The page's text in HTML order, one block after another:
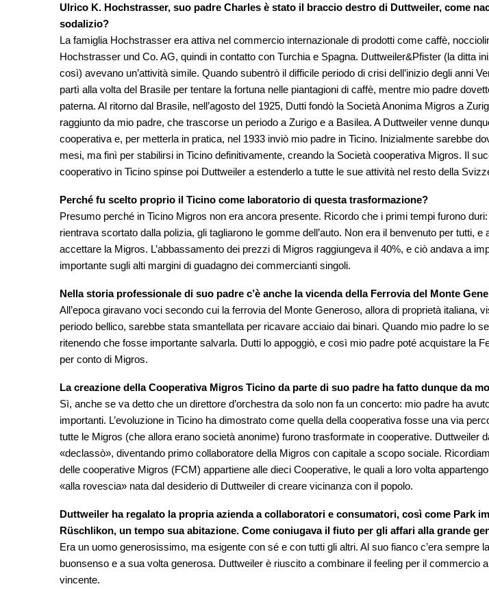
Ulrico K. Hochstrasser, suo padre Charles è stato il braccio destro di Duttweiler, come
sodalizio?
La famiglia Hochstrasser era attiva nel commercio internazionale di prodotti come caffè,
Hochstrasser und Co. AG, quindi in contatto con Turchia e Spagna. Duttweiler&Pfister (la ditta
così) avevano un’attività simile. Quando subentrò il difficile periodo di crisi dell’inizio degli anni
partì alla volta del Brasile per tentare la fortuna nelle piantagioni di caffè, mentre mio padre
paterna. Al ritorno dal Brasile, nell’agosto del 1925, Dutti fondò la Società Anonima Migros a
raggiunto da mio padre, che trascorse un periodo a Zurigo e a Basilea. A Duttweiler venne
cooperativa e, per metterla in pratica, nel 1933 inviò mio padre in Ticino. Inizialmente sarebbe
mesi, ma finì per stabilirsi in Ticino definitivamente, creando la Società cooperativa Migros. Il
cooperativo in Ticino spinse poi Duttweiler a estenderlo a tutte le sue attività nel resto della
Perché fu scelto proprio il Ticino come laboratorio di questa trasformazione?
Presumo perché in Ticino Migros non era ancora presente. Ricordo che i primi tempi furono
rientrava scortato dalla polizia, gli tagliarono le gomme dell’auto. Non era il benvenuto per tutti, e
accettare la Migros. L’abbassamento dei prezzi di Migros raggiungeva il 40%, e ciò andava a
importante sugli alti margini di guadagno dei commercianti singoli.
Nella storia professionale di suo padre c’è anche la vicenda della Ferrovia del Monte
All’epoca giravano voci secondo cui la ferrovia del Monte Generoso, allora di proprietà italiana,
periodo bellico, sarebbe stata smantellata per ricavare acciaio dai binari. Quando mio padre lo
ritenendo che fosse importante salvarla. Dutti lo appoggiò, e così mio padre poté acquistare la
per conto di Migros.
La creazione della Cooperativa Migros Ticino da parte di suo padre ha fatto dunque da
Sì, anche se va detto che un direttore d’orchestra da solo non fa un concerto: mio padre ha
importanti. L’evoluzione in Ticino ha dimostrato come quella della cooperativa fosse una via
tutte le Migros (che allora erano società anonime) furono trasformate in cooperative. Duttweiler
«declassò», diventando primo collaboratore della Migros con capitale a scopo sociale.
delle cooperative Migros (FCM) appartiene alle dieci Cooperative, le quali a loro volta
«alla rovescia» nata dal desiderio di Duttweiler di creare vicinanza con il popolo.
Duttweiler ha regalato la propria azienda a collaboratori e consumatori, così come Park
Rüschlikon, un tempo sua abitazione. Come coniugava il fiuto per gli affari alla grande
Era un uomo generosissimo, ma esigente con sé e con tutti gli altri. Al suo fianco c’era sempre
buonsenso e a sua volta generosa. Duttweiler è riuscito a combinare il feeling per il commercio
vincente.